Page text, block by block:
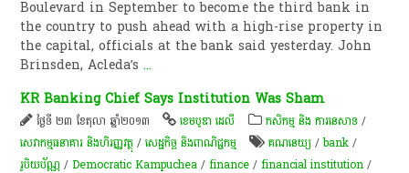
Boulevard in September to become the third bank in
the country to push ahead with a high-rise property in
the capital, officials at the bank said yesterday. John
Brinsden, Acleda’s...
KR Banking Chief Says Institution Was Sham
ថ្ងៃទី ២៣ ខែតុលា ឆ្នាំ២០១៣ ខេមបូឌា ដេលី កសិកម្ម​ និង​ ការ​នេ​សាទ​ /
សេវាកម្មធនាគារ និងហិរញ្ញវត្ថុ /សេដ្ឋកិច្ច និងពាណិជ្ជកម្ម គណនេយ្យ /bank /
រូបិយប័ណ្ណ /Democratic Kampuchea /finance /financial institution /